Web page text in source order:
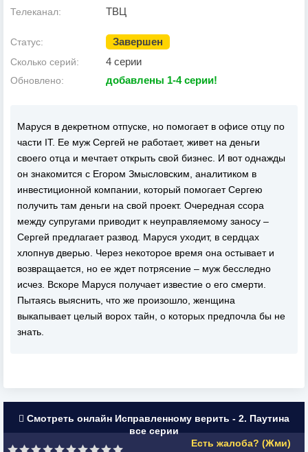
Телеканал: ТВЦ
Статус: Завершен
Сколько серий: 4 серии
Обновлено: добавлены 1-4 серии!
Маруся в декретном отпуске, но помогает в офисе отцу по
части IT. Ее муж Сергей не работает, живет на деньги
своего отца и мечтает открыть свой бизнес. И вот однажды
он знакомится с Егором Змысловским, аналитиком в
инвестиционной компании, который помогает Сергею
получить там деньги на свой проект. Очередная ссора
между супругами приводит к неуправляемому заносу –
Сергей предлагает развод. Маруся уходит, в сердцах
хлопнув дверью. Через некоторое время она остывает и
возвращается, но ее ждет потрясение – муж бесследно
исчез. Вскоре Маруся получает известие о его смерти.
Пытаясь выяснить, что же произошло, женщина
выкапывает целый ворох тайн, о которых предпочла бы не
знать.
Смотреть онлайн Исправленному верить - 2. Паутина
все серии
Есть жалоба? (Жми)